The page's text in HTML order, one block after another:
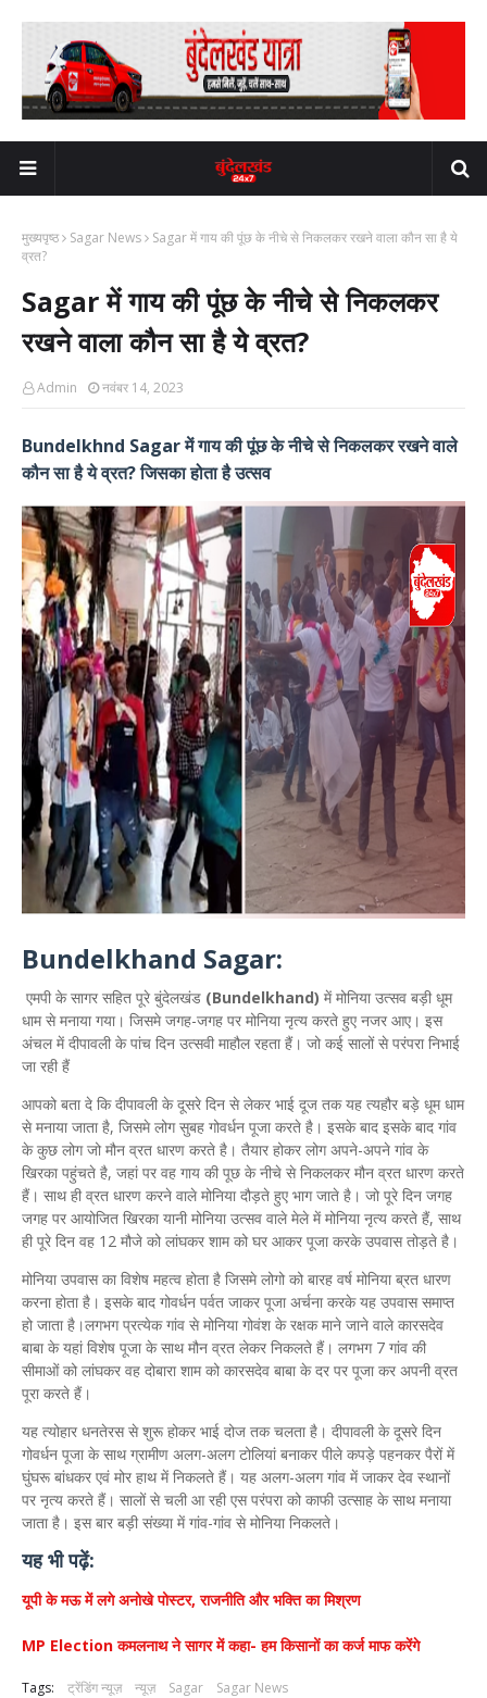
मुख्यपृष्ठ Sagar News
Sagar में गाय की पूंछ के नीचे से निकलकर रखने वाला कौन सा है ये
व्रत?
Sagar में गाय की पूंछ के नीचे से निकलकर
रखने वाला कौन सा है ये व्रत?
Admin नवंबर 14, 2023
Bundelkhnd Sagar में गाय की पूंछ के नीचे से निकलकर रखने वाले
कौन सा है ये व्रत? जिसका होता है उत्सव
Bundelkhand Sagar:
एमपी के सागर सहित पूरे बुंदेलखंड (Bundelkhand) में मोनिया उत्सव बड़ी धूम
धाम से मनाया गया। जिसमे जगह-जगह पर मोनिया नृत्य करते हुए नजर आए। इस
अंचल में दीपावली के पांच दिन उत्सवी माहौल रहता हैं। जो कई सालों से परंपरा निभाई
जा रही हैं
आपको बता दे कि दीपावली के दूसरे दिन से लेकर भाई दूज तक यह त्यहौर बड़े धूम धाम
से मनाया जाता है, जिसमे लोग सुबह गोवर्धन पूजा करते है। इसके बाद इसके बाद गांव
के कुछ लोग जो मौन व्रत धारण करते है। तैयार होकर लोग अपने-अपने गांव के
खिरका पहुंचते है, जहां पर वह गाय की पूछ के नीचे से निकलकर मौन व्रत धारण करते
हैं। साथ ही व्रत धारण करने वाले मोनिया दौड़ते हुए भाग जाते है। जो पूरे दिन जगह
जगह पर आयोजित खिरका यानी मोनिया उत्सव वाले मेले में मोनिया नृत्य करते हैं, साथ
ही पूरे दिन वह 12 मौजे को लांघकर शाम को घर आकर पूजा करके उपवास तोड़ते है।
मोनिया उपवास का विशेष महत्व होता है जिसमे लोगो को बारह वर्ष मोनिया ब्रत धारण
करना होता है। इसके बाद गोवर्धन पर्वत जाकर पूजा अर्चना करके यह उपवास समाप्त
हो जाता है।लगभग प्रत्येक गांव से मोनिया गोवंश के रक्षक माने जाने वाले कारसदेव
बाबा के यहां विशेष पूजा के साथ मौन व्रत लेकर निकलते हैं। लगभग 7 गांव की
सीमाओं को लांघकर वह दोबारा शाम को कारसदेव बाबा के दर पर पूजा कर अपनी व्रत
पूरा करते हैं।
यह त्योहार धनतेरस से शुरू होकर भाई दोज तक चलता है। दीपावली के दूसरे दिन
गोवर्धन पूजा के साथ ग्रामीण अलग-अलग टोलियां बनाकर पीले कपड़े पहनकर पैरों में
घुंघरू बांधकर एवं मोर हाथ में निकलते हैं। यह अलग-अलग गांव में जाकर देव स्थानों
पर नृत्य करते हैं। सालों से चली आ रही एस परंपरा को काफी उत्साह के साथ मनाया
जाता है। इस बार बड़ी संख्या में गांव-गांव से मोनिया निकलते।
यह भी पढ़ें:
यूपी के मऊ में लगे अनोखे पोस्टर, राजनीति और भक्ति का मिश्रण
MP Election कमलनाथ ने सागर में कहा- हम किसानों का कर्ज माफ करेंगे
Tags: ट्रेंडिंग न्यूज़ न्यूज़ Sagar Sagar News